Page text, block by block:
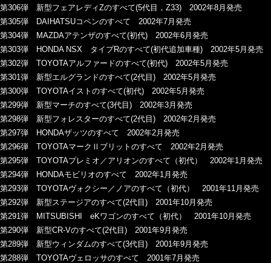
第306弾 新型フェアレディZのすべて(5代目，Z33) 2002年8月発売
第305弾 DAIHATSUコペンのすべて 2002年7月発売
第304弾 MAZDAアテンザのすべて(初代) 2002年6月発売
第303弾 HONDA NSX タイプRのすべて(初代追加車種) 2002年5月発売
第302弾 TOYOTAアルファードのすべて(初代) 2002年5月発売
第301弾 新型エルグランドのすべて(2代目) 2002年5月発売
第300弾 TOYOTAイストのすべて(初代) 2002年5月発売
第299弾 新型マーチのすべて(3代目) 2002年3月発売
第298弾 新型フォレスターのすべて(2代目) 2002年2月発売
第297弾 HONDAザッツのすべて 2002年2月発売
第296弾 TOYOTAマークⅡブリットのすべて 2002年2月発売
第295弾 TOYOTAプレミオ／アリオンのすべて（初代） 2002年1月発売
第294弾 HONDAモビリオのすべて 2002年1月発売
第293弾 TOYOTAヴォクシー／ノアのすべて（初代） 2001年11月発売
第292弾 新型ステージアのすべて(2代目) 2001年10月発売
第291弾 MITSUBISHI eKワゴンのすべて（初代） 2001年10月発売
第290弾 新型CR-Vのすべて(2代目) 2001年9月発売
第289弾 新型ウィンダムのすべて(3代目) 2001年9月発売
第288弾 TOYOTAヴェロッサのすべて 2001年7月発売